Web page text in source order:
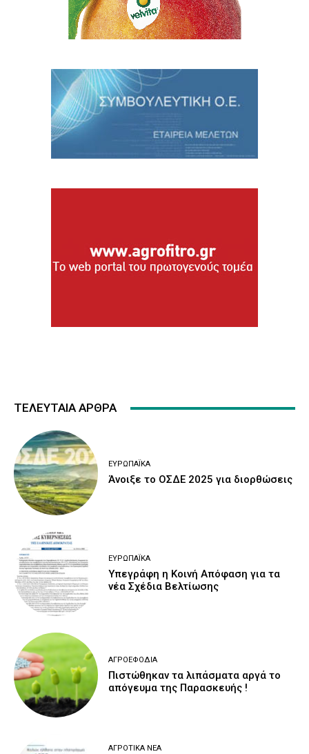
ΤΕΛΕΥΤΑΙΑ ΑΡΘΡΑ
ΕΥΡΩΠΑΪΚΆ
Άνοιξε το ΟΣΔΕ 2025 για διορθώσεις
ΕΥΡΩΠΑΪΚΆ
Υπεγράφη η Κοινή Απόφαση για τα
νέα Σχέδια Βελτίωσης
ΑΓΡΟΕΦΌΔΙΑ
Πιστώθηκαν τα λιπάσματα αργά το
απόγευμα της Παρασκευής !
ΑΓΡΟΤΙΚΆ ΝΈΑ